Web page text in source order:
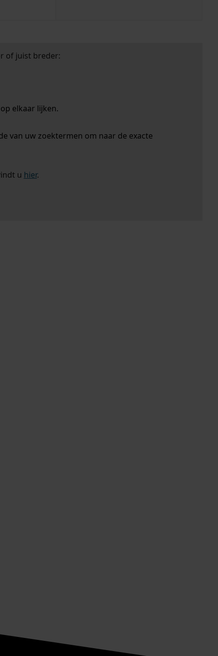
of juist breder:
elkaar lijken.
van uw zoektermen om naar de exacte
u hier.